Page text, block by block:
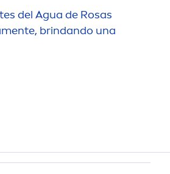
del Agua de Rosas
mente, brindando una